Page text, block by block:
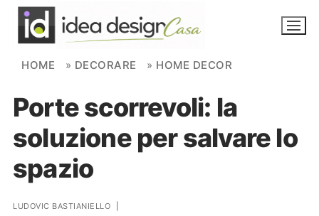
Skip to content
NOVITÀ
AMBIENTI
FAI DA TE
PIANTE
HOME » DECORARE » HOME DECOR
Porte scorrevoli: la
soluzione per salvare lo
spazio
LUDOVIC BASTIANIELLO